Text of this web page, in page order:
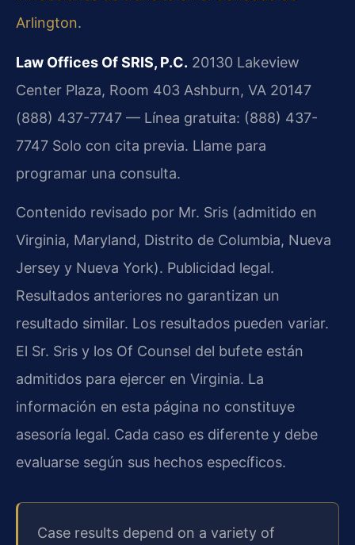
Arlington.
Law Offices Of SRIS, P.C. 20130 Lakeview
Center Plaza, Room 403 Ashburn, VA 20147
(888) 437-7747 — Línea gratuita: (888) 437-
7747 Solo con cita previa. Llame para
programar una consulta.
Contenido revisado por Mr. Sris (admitido en
Virginia, Maryland, Distrito de Columbia, Nueva
Jersey y Nueva York). Publicidad legal.
Resultados anteriores no garantizan un
resultado similar. Los resultados pueden variar.
El Sr. Sris y los Of Counsel del bufete están
admitidos para ejercer en Virginia. La
información en esta página no constituye
asesoría legal. Cada caso es diferente y debe
evaluarse según sus hechos específicos.
Case results depend on a variety of